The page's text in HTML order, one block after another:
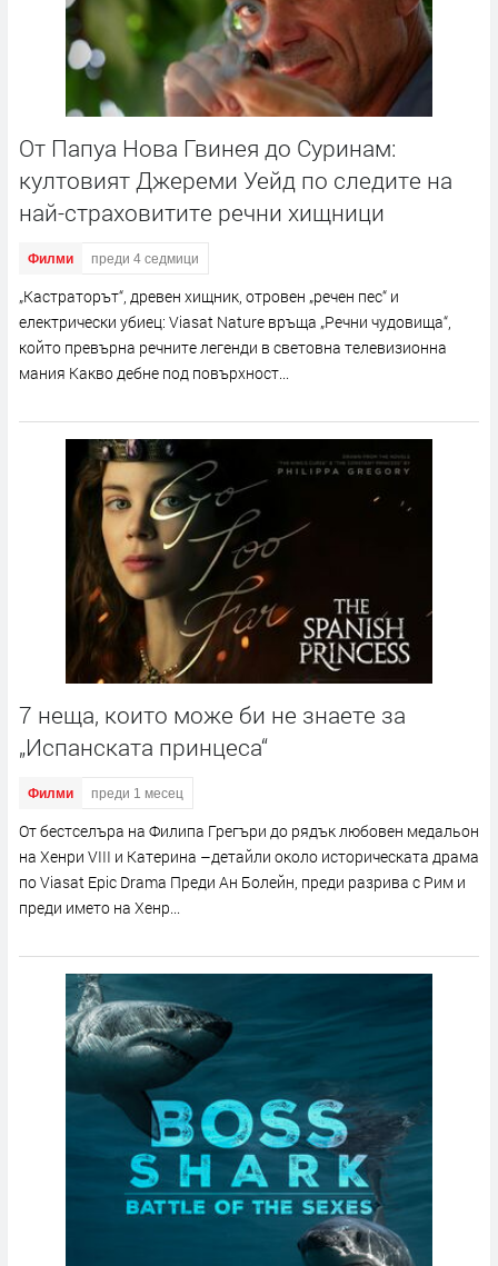
От Папуа Нова Гвинея до Суринам:
култовият Джереми Уейд по следите на
най-страховитите речни хищници
Филми преди 4 седмици
„Кастраторът“, древен хищник, отровен „речен пес“ и
електрически убиец: Viasat Nature връща „Речни чудовища“,
който превърна речните легенди в световна телевизионна
мания Какво дебне под повърхност...
7 неща, които може би не знаете за
„Испанската принцеса“
Филми преди 1 месец
От бестселъра на Филипа Грегъри до рядък любовен медальон
на Хенри VIII и Катерина –детайли около историческата драма
по Viasat Epic Drama Преди Ан Болейн, преди разрива с Рим и
преди името на Хенр...